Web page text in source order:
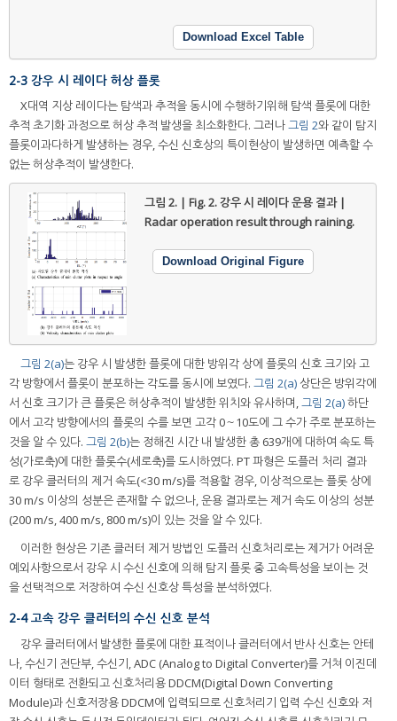
Download Excel Table
2-3 강우 시 레이다 허상 플롯
X대역 지상 레이다는 탐색과 추적을 동시에 수행하기위해 탐색 플롯에 대한
추적 초기화 과정으로 허상 추적 발생을 최소화한다. 그러나그림 2와 같이 탐지
플롯이과다하게 발생하는 경우, 수신 신호상의 특이현상이 발생하면 예측할 수
없는 허상추적이 발생한다.
그림 2. | Fig. 2.강우 시 레이다 운용 결과 |
Radar operation result through raining.
Download Original Figure
그림 2(a)는 강우 시 발생한 플롯에 대한 방위각 상에 플롯의 신호 크기와 고
각 방향에서 플롯이 분포하는 각도를 동시에 보였다. 그림 2(a)상단은 방위각에
서 신호 크기가 큰 플롯은 허상추적이 발생한 위치와 유사하며,그림 2(a)하단
에서 고각 방향에서의 플롯의 수를 보면 고각 0～10도에 그 수가 주로 분포하는
것을 알 수 있다. 그림 2(b)는 정해진 시간 내 발생한 총 639개에 대하여 속도 특
성(가로축)에 대한 플롯수(세로축)를 도시하였다. PT 파형은 도플러 처리 결과
로 강우 클러터의 제거 속도(<30 m/s)를 적용할 경우, 이상적으로는 플롯 상에
30 m/s 이상의 성분은 존재할 수 없으나, 운용 결과로는 제거 속도 이상의 성분
(200 m/s, 400 m/s, 800 m/s)이 있는 것을 알 수 있다.
이러한 현상은 기존 클러터 제거 방법인 도플러 신호처리로는 제거가 어려운
예외사항으로서 강우 시 수신 신호에 의해 탐지 플롯 중 고속특성을 보이는 것
을 선택적으로 저장하여 수신 신호상 특성을 분석하였다.
2-4 고속 강우 클러터의 수신 신호 분석
강우 클러터에서 발생한 플롯에 대한 표적이나 클러터에서 반사 신호는 안테
나, 수신기 전단부, 수신기, ADC (Analog to Digital Converter)를 거쳐 이진데
이터 형태로 전환되고 신호처리용 DDCM(Digital Down Converting
Module)과 신호저장용 DDCM에 입력되므로 신호처리기 입력 수신 신호와 저